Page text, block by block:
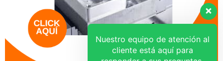
Nuestro equipo de atención al
cliente está aquí para